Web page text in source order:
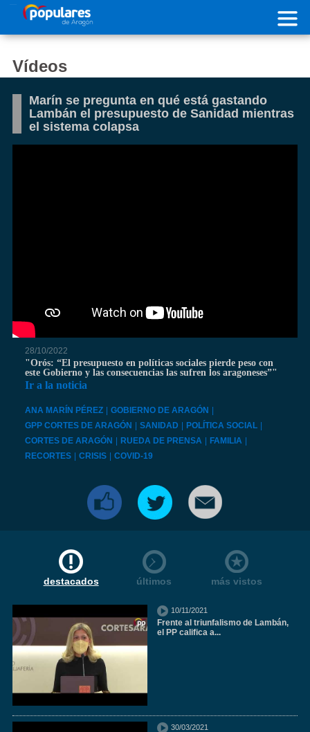
Pasar al contenido principal
Vídeos
Marín se pregunta en qué está gastando
Lambán el presupuesto de Sanidad mientras
el sistema colapsa
28/10/2022
"Orós: “El presupuesto en políticas sociales pierde peso con
este Gobierno y las consecuencias las sufren los aragoneses”"
Ir a la noticia
ANA MARÍN PÉREZ | GOBIERNO DE ARAGÓN |
GPP CORTES DE ARAGÓN | SANIDAD | POLÍTICA SOCIAL |
CORTES DE ARAGÓN | RUEDA DE PRENSA | FAMILIA |
RECORTES | CRISIS | COVID-19
destacados últimos más vistos
10/11/2021
Frente al triunfalismo de Lambán,
el PP califica a...
30/03/2021